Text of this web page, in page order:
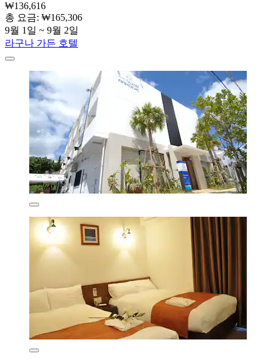
₩136,616
총 요금: ₩165,306
9월 1일 ~ 9월 2일
라구나 가든 호텔